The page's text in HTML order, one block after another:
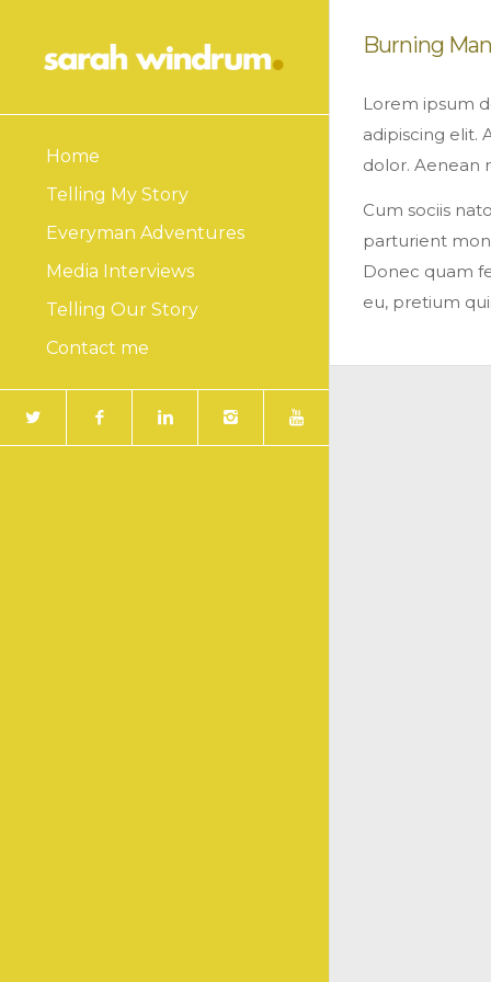
Home
Telling My Story
Everyman Adventures
Media Interviews
Telling Our Story
Contact me
Burning Man
Lorem ipsum
adipiscing elit.
dolor. Aenean
Cum sociis
parturient
Donec quam
eu, pretium